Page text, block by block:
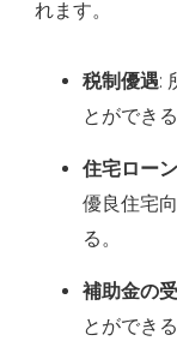
れます。
税制優遇:
とができる
住宅ロー
優良住宅
る。
補助金の
とができる